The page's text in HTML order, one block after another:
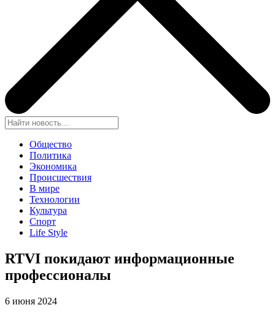
Общество
Политика
Экономика
Происшествия
В мире
Технологии
Культура
Спорт
Life Style
RTVI покидают информационные
профессионалы
6 июня 2024